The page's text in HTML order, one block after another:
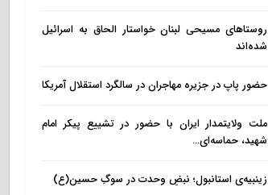
روستاهای مسیحی لبنان خواستار الحاق به اسرائیل
شده‌اند
حضور پاپ در جزیره مهاجران در سالگرد استقلال آمریکا
ملت ولایتمدار ایران با حضور در تشییع پیکر امام
شهید، حماسه‌ای…
زینبیه‌ی استانبول؛ نبضِ وحدت در سوگِ حسین(ع)